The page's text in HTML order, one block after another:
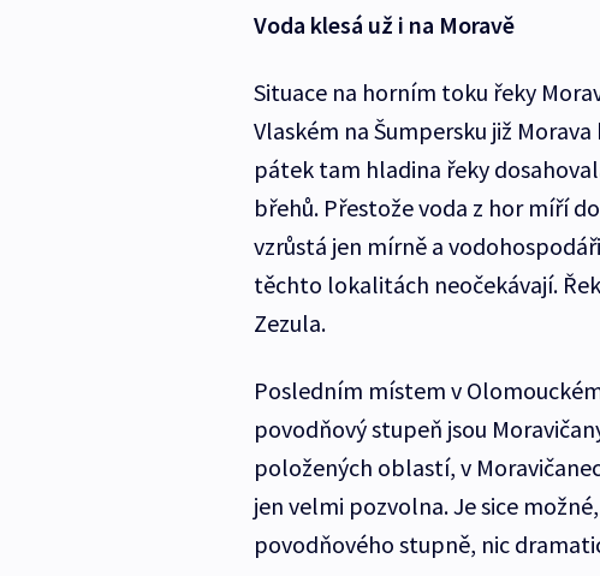
Voda klesá už i na Moravě
Situace na horním toku řeky
Vlaském na Šumpersku již
pátek tam hladina řeky
břehů. Přestože voda z hor míří
vzrůstá jen mírně a
těchto lokalitách neočekávají.
Zezula.
Posledním místem v
povodňový stupeň jsou
položených oblastí, v
jen velmi pozvolna. Je sice
povodňového stupně, nic